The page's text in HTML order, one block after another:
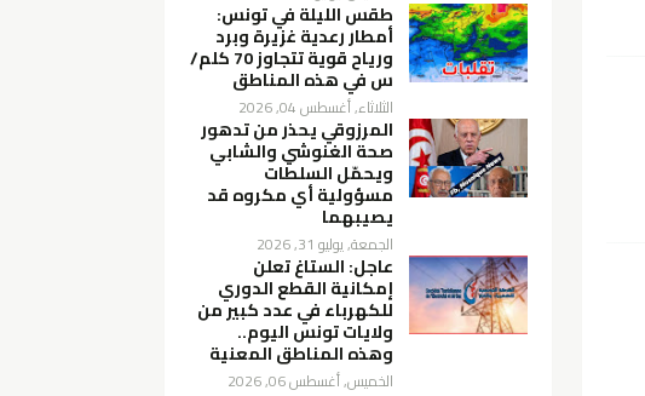
طقس الليلة في تونس:
أمطار رعدية غزيرة وبرد
ورياح قوية تتجاوز 70 كلم/
س في هذه المناطق
الثلاثاء, أغسطس 04, 2026
المرزوقي يحذر من تدهور
صحة الغنوشي والشابي
ويحمّل السلطات
مسؤولية أي مكروه قد
يصيبهما
الجمعة, يوليو 31, 2026
عاجل: الستاغ تعلن
إمكانية القطع الدوري
للكهرباء في عدد كبير من
ولايات تونس اليوم..
وهذه المناطق المعنية
الخميس, أغسطس 06, 2026